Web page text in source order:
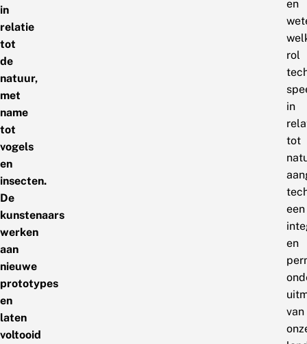
in
relatie
tot
de
natuur,
met
name
tot
vogels
en
insecten.
De
kunstenaars
werken
aan
nieuwe
prototypes
en
laten
voltooid
en
rol
in
tot
een
en
van